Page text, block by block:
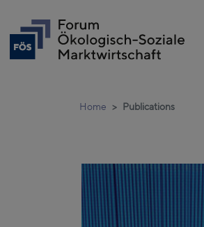
Home Publications